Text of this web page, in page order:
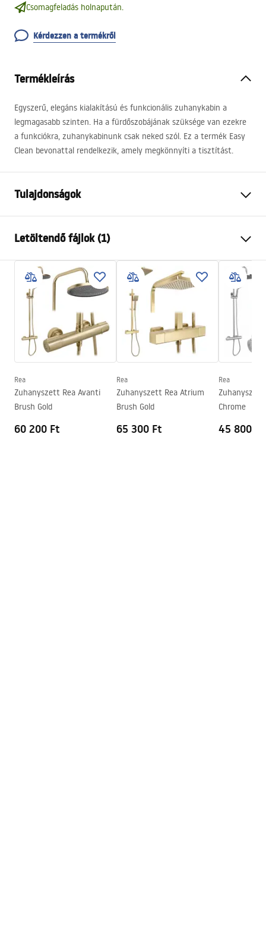
Csomagfeladás holnapután.
Kérdezzen a termékről
Termékleírás
Egyszerű, elegáns kialakítású és funkcionális zuhanykabin a
legmagasabb szinten. Ha a fürdőszobájának szüksége van ezekre
a funkciókra, zuhanykabinunk csak neked szól. Ez a termék Easy
Clean bevonattal rendelkezik, amely megkönnyíti a tisztítást.
Tulajdonságok
Szín
Kabin típusa
Sarok
Az üveg színe
Átlátszó 6mm
A nyitás módja
Összecsukható
Összeszerelés
A zuhanytálcán vagy a padlón
Magasság
1900
mm
A kabin iránya
Univerzális
Garancia
Easy Clean bevonat
Igen, az üveg egyik oldalán
Letöltendő fájlok (1)
shower manual
shower manual.pdf
Rea
Zuhanyszett Rea Avanti
Brush Gold
60 200 Ft
Rea
Zuhanyszett Rea Atrium
Brush Gold
65 300 Ft
Rea
Zuhanyszett
Chrome
45 800 Ft